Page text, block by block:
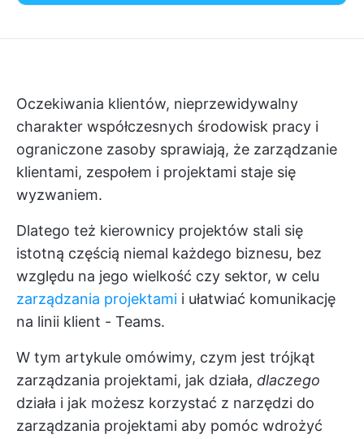
Oczekiwania klientów, nieprzewidywalny
charakter współczesnych środowisk pracy i
ograniczone zasoby sprawiają, że zarządzanie
klientami, zespołem i projektami staje się
wyzwaniem.
Dlatego też kierownicy projektów stali się
istotną częścią niemal każdego biznesu, bez
względu na jego wielkość czy sektor, w celu
zarządzania projektami i ułatwiać komunikację
na linii klient - Teams.
W tym artykule omówimy, czym jest trójkąt
zarządzania projektami, jak działa, dlaczego
działa i jak możesz korzystać z narzędzi do
zarządzania projektami aby pomóc wdrożyć